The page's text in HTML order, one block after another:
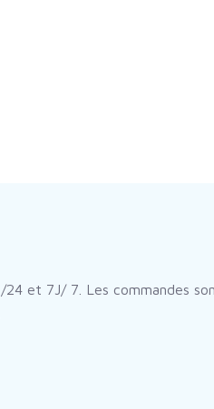
et 7J/ 7. Les commandes